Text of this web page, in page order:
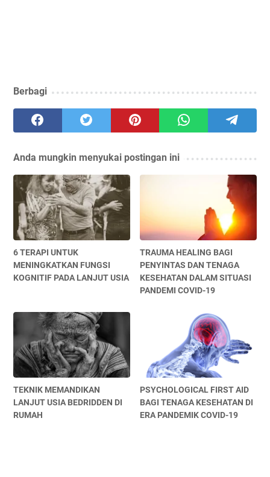
Berbagi
Anda mungkin menyukai postingan ini
6 TERAPI UNTUK
MENINGKATKAN FUNGSI
KOGNITIF PADA LANJUT USIA
TRAUMA HEALING BAGI
PENYINTAS DAN TENAGA
KESEHATAN DALAM SITUASI
PANDEMI COVID-19
TEKNIK MEMANDIKAN
LANJUT USIA BEDRIDDEN DI
RUMAH
PSYCHOLOGICAL FIRST AID
BAGI TENAGA KESEHATAN DI
ERA PANDEMIK COVID-19